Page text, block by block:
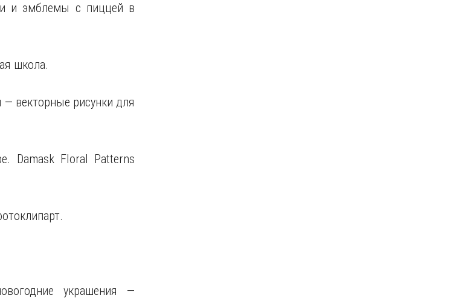
и эмблемы с пиццей в
школа.
векторные рисунки для
Damask Floral Patterns
украшения —